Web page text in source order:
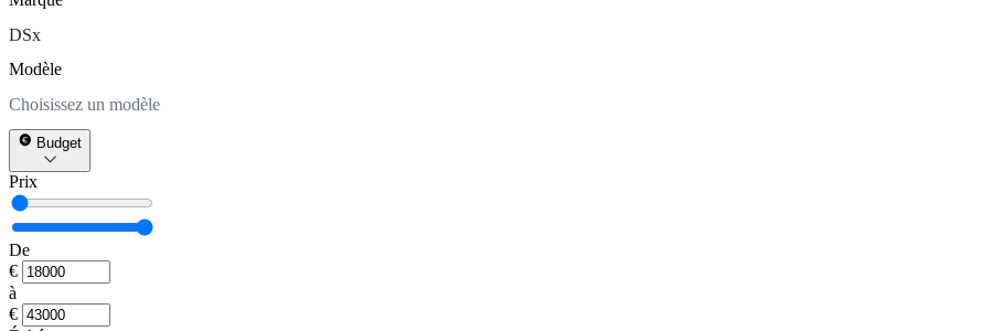
DSx
Modèle
Choisissez un modèle
Budget
Prix
De
€
à
€